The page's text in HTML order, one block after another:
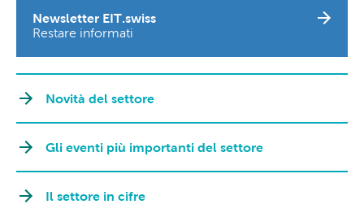
Newsletter EIT.swiss
Restare informati
Novità del settore
Gli eventi più importanti del settore
Il settore in cifre